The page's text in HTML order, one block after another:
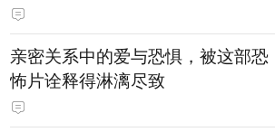
亲密关系中的爱与恐惧，被这部恐
怖片诠释得淋漓尽致